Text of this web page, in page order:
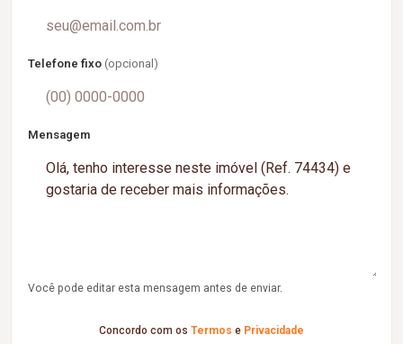
Telefone fixo (opcional)
Mensagem
Você pode editar esta mensagem antes de enviar.
Concordo com os Termos e Privacidade